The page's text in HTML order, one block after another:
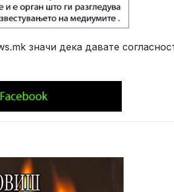
значи дека давате